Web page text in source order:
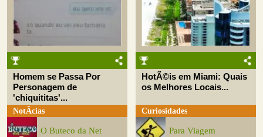
Homem se Passa Por
Personagem de
'chiquititas'...
NotÃ­cias
O Buteco da Net
HotÃ©is em Miami: Quais
os Melhores Locais...
Curiosidades
Para Viagem